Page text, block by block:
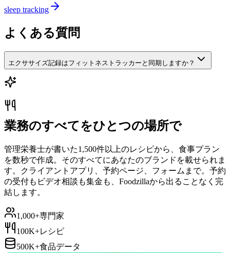
sleep tracking
よくある質問
エクササイズ記録はフィットネストラッカーと同期しますか？
業務のすべてをひとつの場所で
管理栄養士が書いた1,500件以上のレシピから、食事プラン
を数秒で作成。そのすべてにあなたのブランドを載せられま
す。クライアントアプリ、予約ページ、フォームまで。予約
の受付もビデオ相談も集金も、Foodzillaから出ることなく完
結します。
1,000+専門家
100K+レシピ
500K+食品データ